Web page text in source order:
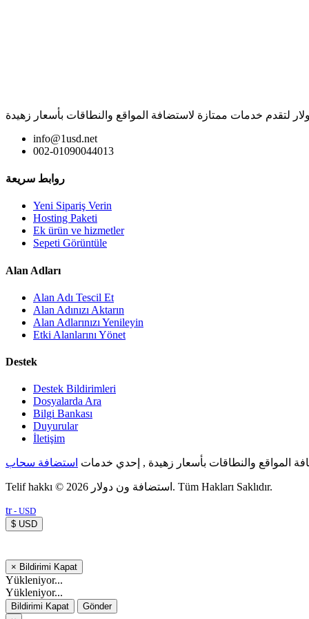
info@1usd.net
002-01090044013
روابط سريعة
Yeni Sipariş Verin
Hosting Paketi
Ek ürün ve hizmetler
Sepeti Görüntüle
Alan Adları
Alan Adı Tescil Et
Alan Adınızı Aktarın
Alan Adlarınızı Yenileyin
Etki Alanlarını Yönet
Destek
Destek Bildirimleri
Dosyalarda Ara
Bilgi Bankası
Duyurular
İletişim
المواقع والنطاقات بأسعار زهيدة , إحدي خدمات استضافة سحاب
Telif hakkı © 2026 استضافة ون دولار. Tüm Hakları Saklıdır.
tr- USD
$ USD
× Bildirimi Kapat
Yükleniyor...
Yükleniyor...
Bildirimi Kapat
Gönder